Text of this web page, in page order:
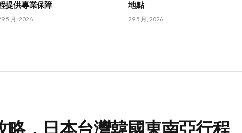
提供專業保障
5 月, 2026
地點
29 5 月, 2026
略，日本台灣韓國東南亞行程